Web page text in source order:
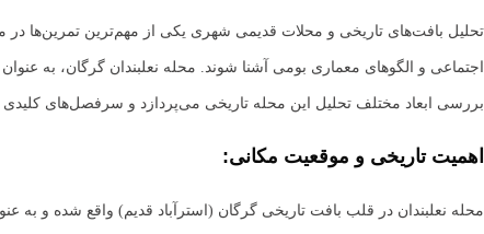
تحلیل بافت‌های تاریخی و محلات قدیمی شهری یکی از مهم‌ترین تمرین‌ها
اجتماعی و الگوهای معماری بومی آشنا شوند. محله نعلبندان گرگان، به
بررسی ابعاد مختلف تحلیل این محله تاریخی می‌پردازد و سرفصل‌های کلیدی
اهمیت تاریخی و موقعیت مکانی:
محله نعلبندان در قلب بافت تاریخی گرگان (استرآباد قدیم) واقع شده و به